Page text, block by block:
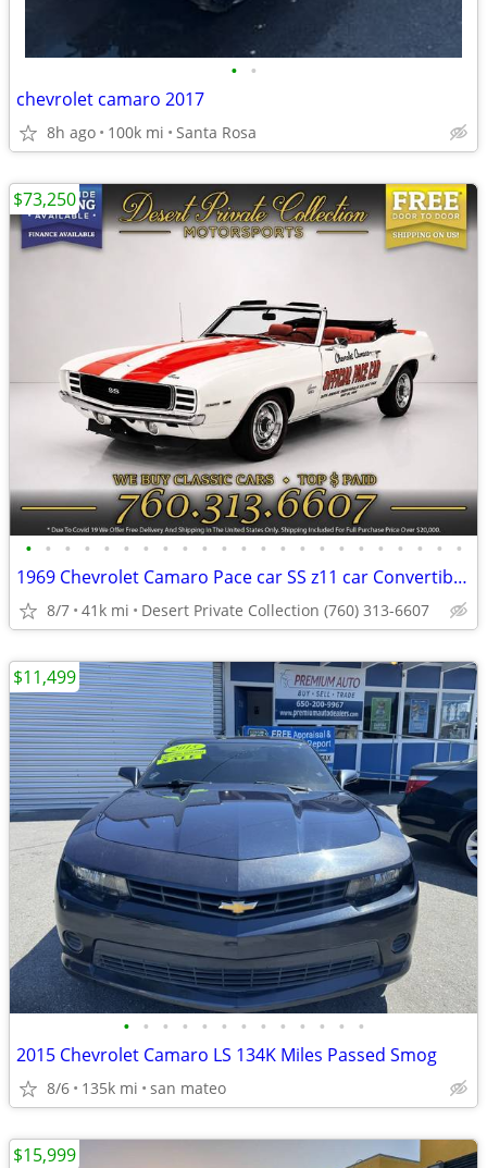
• •
chevrolet camaro 2017
8h ago 100k mi Santa Rosa
• • • • • • • • • • • • • • • • • • • • • • •
1969 Chevrolet Camaro Pace car SS z11 car Convertible which won't la
8/7 41k mi Desert Private Collection (760) 313-6607
$73,250
• • • • • • • • • • • • •
2015 Chevrolet Camaro LS 134K Miles Passed Smog
8/6 135k mi san mateo
$11,499
$15,999